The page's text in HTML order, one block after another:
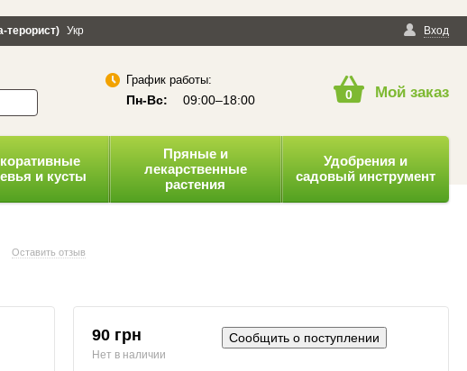
конфиденциальности Вход
терорист) Укр
График работы:
Пн-Вс: 09:00–18:00 0 Мой заказ
и кусты
Пряные и
лекарственные
растения
Удобрения и
садовый инструмент
Оставить отзыв
90 грн
Нет в наличии
Сообщить о поступлении